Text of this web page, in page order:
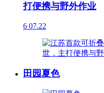
打便携与野外作业
6 07.22
田园夏色